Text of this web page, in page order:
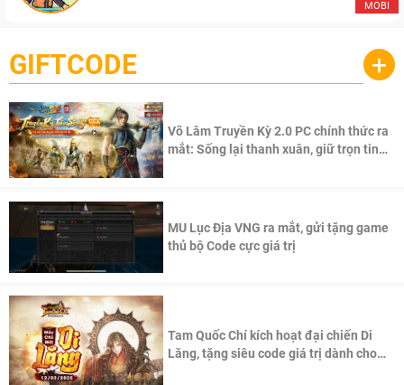
MOBI
GIFTCODE +
Võ Lâm Truyền Kỳ 2.0 PC chính thức ra
mắt: Sống lại thanh xuân, giữ trọn tinh
MU Lục Địa VNG ra mắt, gửi tặng game
thủ bộ Code cực giá trị
Tam Quốc Chí kích hoạt đại chiến Di
Lăng, tặng siêu code giá trị dành cho